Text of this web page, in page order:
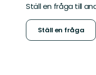
Ställ en fråga till
Ställ en fråga